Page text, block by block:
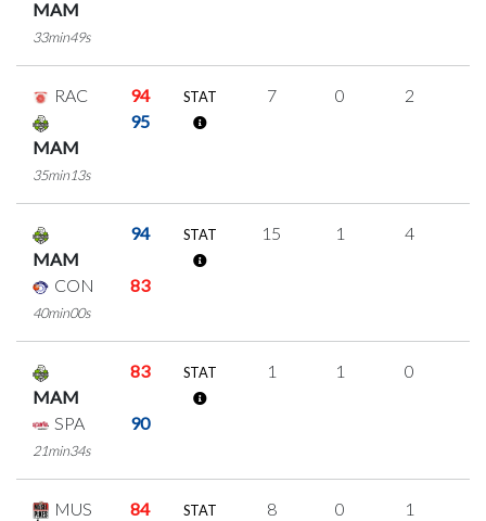
MAM
33min49s
RAC 94
MAM
95
35min13s
STAT 7 0 2
MAM
94
CON 83
40min00s
STAT 15 1 4
MAM
83
SPA 90
21min34s
STAT 1 1 0
MUS 84 STAT 8 0 1